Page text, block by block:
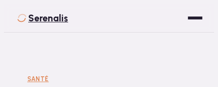
Serenalis
Bien-être
SANTÉ